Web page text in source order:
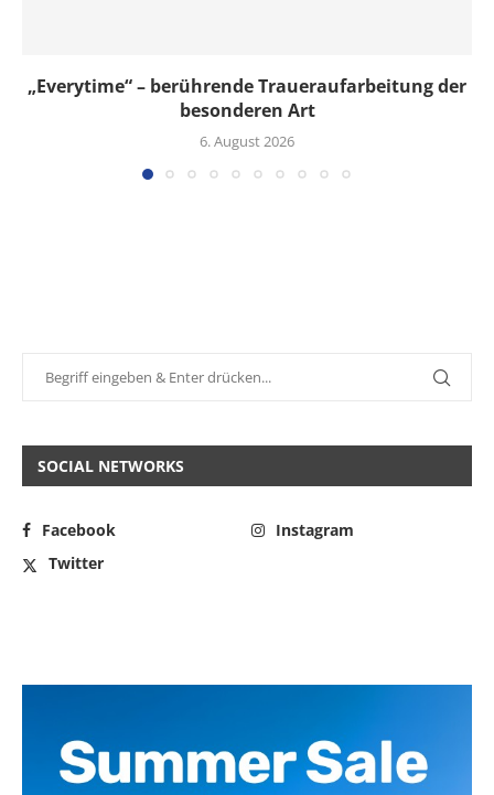
„Everytime“ – berührende Traueraufarbeitung der
besonderen Art
6. August 2026
SOCIAL NETWORKS
Facebook
Instagram
Twitter